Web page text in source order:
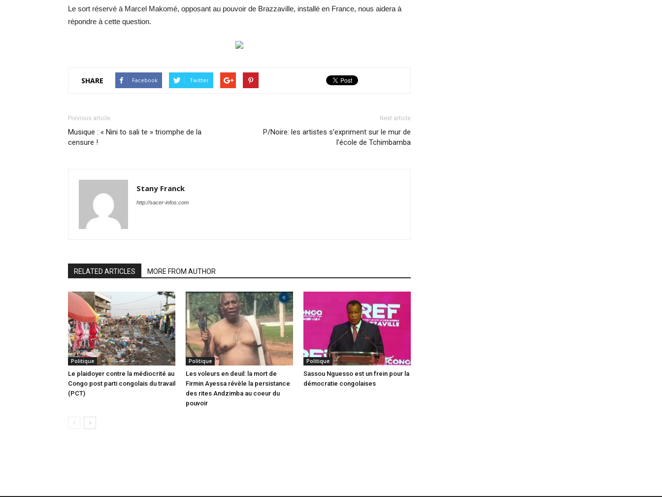
Le sort réservé à Marcel Makomé, opposant au pouvoir de Brazzaville, installé en France, nous aidera à
répondre à cette question.
SHARE Facebook Twitter
Previous article
Musique : « Nini to sali te » triomphe de la
censure !
Next article
P/Noire: les artistes s’expriment sur le mur de
l’école de Tchimbamba
Stany Franck
http://sacer-infos.com
RELATED ARTICLES MORE FROM AUTHOR
Politique
Le plaidoyer contre la médiocrité au
Congo post parti congolais du travail
(PCT)
Politique
Les voleurs en deuil: la mort de
Firmin Ayessa révèle la persistance
des rites Andzimba au coeur du
pouvoir
Politique
Sassou Nguesso est un frein pour la
démocratie congolaises